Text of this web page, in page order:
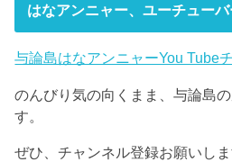
はなアンニャー、ユーチューバ
与論島はなアンニャーYou Tube
のんびり気の向くまま、与論島
す。
ぜひ、チャンネル登録お願いしま